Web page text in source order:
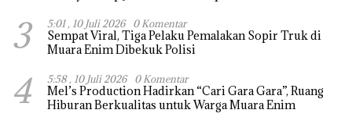
3 5:01 , 10 Juli 2026 0 Komentar
Sempat Viral, Tiga Pelaku Pemalakan Sopir Truk di
Muara Enim Dibekuk Polisi
4 5:58 , 10 Juli 2026 0 Komentar
Mel’s Production Hadirkan “Cari Gara Gara”, Ruang
Hiburan Berkualitas untuk Warga Muara Enim